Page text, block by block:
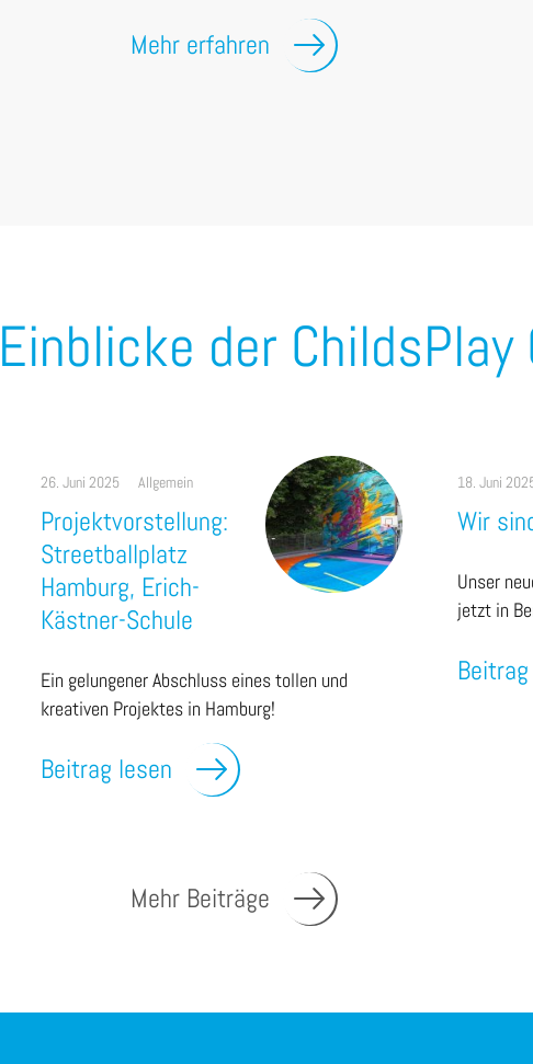
Mehr erfahren
der ChildsPlay
26. Juni 2025 Allgemein
Projektvorstellung:
Streetballplatz
Hamburg, Erich-
Kästner-Schule
Ein gelungener Abschluss eines tollen und
kreativen Projektes in Hamburg!
Beitrag lesen
18. Juni
Wir
Unser
jetzt in
Mehr Beiträge